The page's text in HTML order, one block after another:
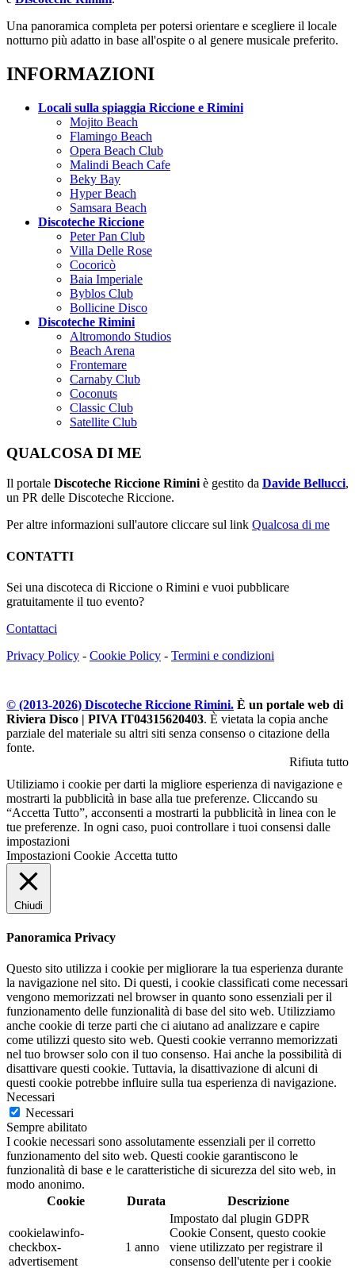
Una panoramica completa per potersi orientare e scegliere il locale
notturno più adatto in base all'ospite o al genere musicale preferito.
INFORMAZIONI
Locali sulla spiaggia Riccione e Rimini
Mojito Beach
Flamingo Beach
Opera Beach Club
Malindi Beach Cafe
Beky Bay
Hyper Beach
Samsara Beach
Discoteche Riccione
Peter Pan Club
Villa Delle Rose
Cocoricò
Baia Imperiale
Byblos Club
Bollicine Disco
Discoteche Rimini
Altromondo Studios
Beach Arena
Frontemare
Carnaby Club
Coconuts
Classic Club
Satellite Club
QUALCOSA DI ME
Il portale Discoteche Riccione Riminiè gestito da Davide Bellucci,
un PR delle Discoteche Riccione.
Per altre informazioni sull'autore cliccare sul link Qualcosa di me
CONTATTI
Sei una discoteca di Riccione o Rimini e vuoi pubblicare
gratuitamente il tuo evento?
Contattaci
Privacy Policy - Cookie Policy - Termini e condizioni
© (2013-2026) Discoteche Riccione Rimini. È un portale web di
Riviera Disco | PIVA IT04315620403. È vietata la copia anche
parziale del materiale su altri siti senza consenso o citazione della
fonte.
Rifiuta tutto
Utiliziamo i cookie per darti la migliore esperienza di navigazione e
mostrarti la pubblicità in base alla tue preferenze. Cliccando su
“Accetta Tutto”, acconsenti a mostrarti la pubblicità in linea con le
tue preferenze. In ogni caso, puoi controllare i tuoi consensi dalle
impostazioni
Impostazioni Cookie Accetta tutto
Chiudi
Panoramica Privacy
Questo sito utilizza i cookie per migliorare la tua esperienza durante
la navigazione nel sito. Di questi, i cookie classificati come necessari
vengono memorizzati nel browser in quanto sono essenziali per il
funzionamento delle funzionalità di base del sito web. Utilizziamo
anche cookie di terze parti che ci aiutano ad analizzare e capire
come utilizzi questo sito web. Questi cookie verranno memorizzati
nel tuo browser solo con il tuo consenso. Hai anche la possibilità di
disattivare questi cookie. Tuttavia, la disattivazione di alcuni di
questi cookie potrebbe influire sulla tua esperienza di navigazione.
Necessari
Necessari
Sempre abilitato
I cookie necessari sono assolutamente essenziali per il corretto
funzionamento del sito web. Questi cookie garantiscono le
funzionalità di base e le caratteristiche di sicurezza del sito web, in
modo anonimo.
Cookie
Durata Descrizione
cookielawinfo-
checkbox-
advertisement
1 anno
Impostato dal plugin GDPR
Cookie Consent, questo cookie
viene utilizzato per registrare il
consenso dell'utente per i cookie